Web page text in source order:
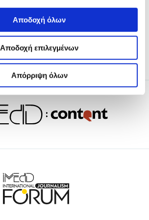
Αποδοχή όλων
Αποδοχή επιλεγμένων
Απόρριψη όλων